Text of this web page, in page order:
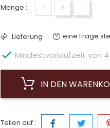
Menge : + −
Lieferung eine Frage
 Mindestvorlaufzeit von
IN DEN
Teilen auf :